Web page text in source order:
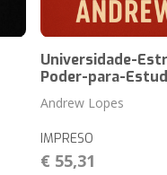
Universidade-
Poder-para-
Andrew Lopes
IMPRESO
€ 55,31